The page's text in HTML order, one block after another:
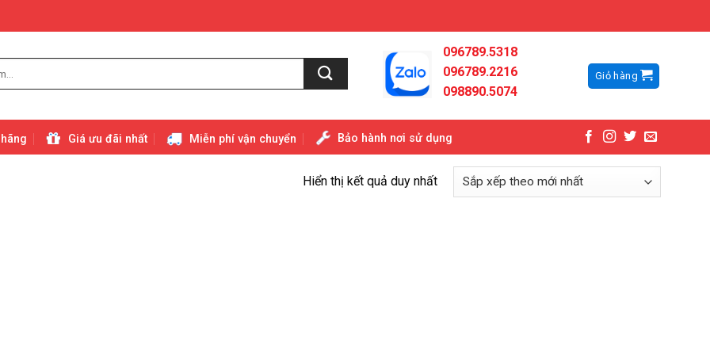
096789.5318
096789.2216
098890.5074
Giỏ hàng
Giá ưu đãi nhất Miễn phí vận chuyển Bảo hành nơi sử dụng
Hiển thị kết quả duy nhất